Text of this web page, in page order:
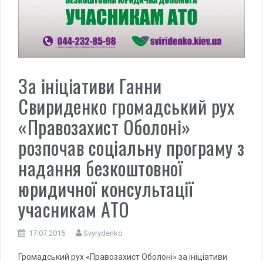
За ініціативи Ганни
Свириденко громадський рух
«Правозахист Оболоні»
розпочав соціальну програму з
надання безкоштовної
юридичної консультації
учасникам АТО
17.07.2015 Svyrydenko
Громадський рух «Правозахист Оболоні» за ініціативи